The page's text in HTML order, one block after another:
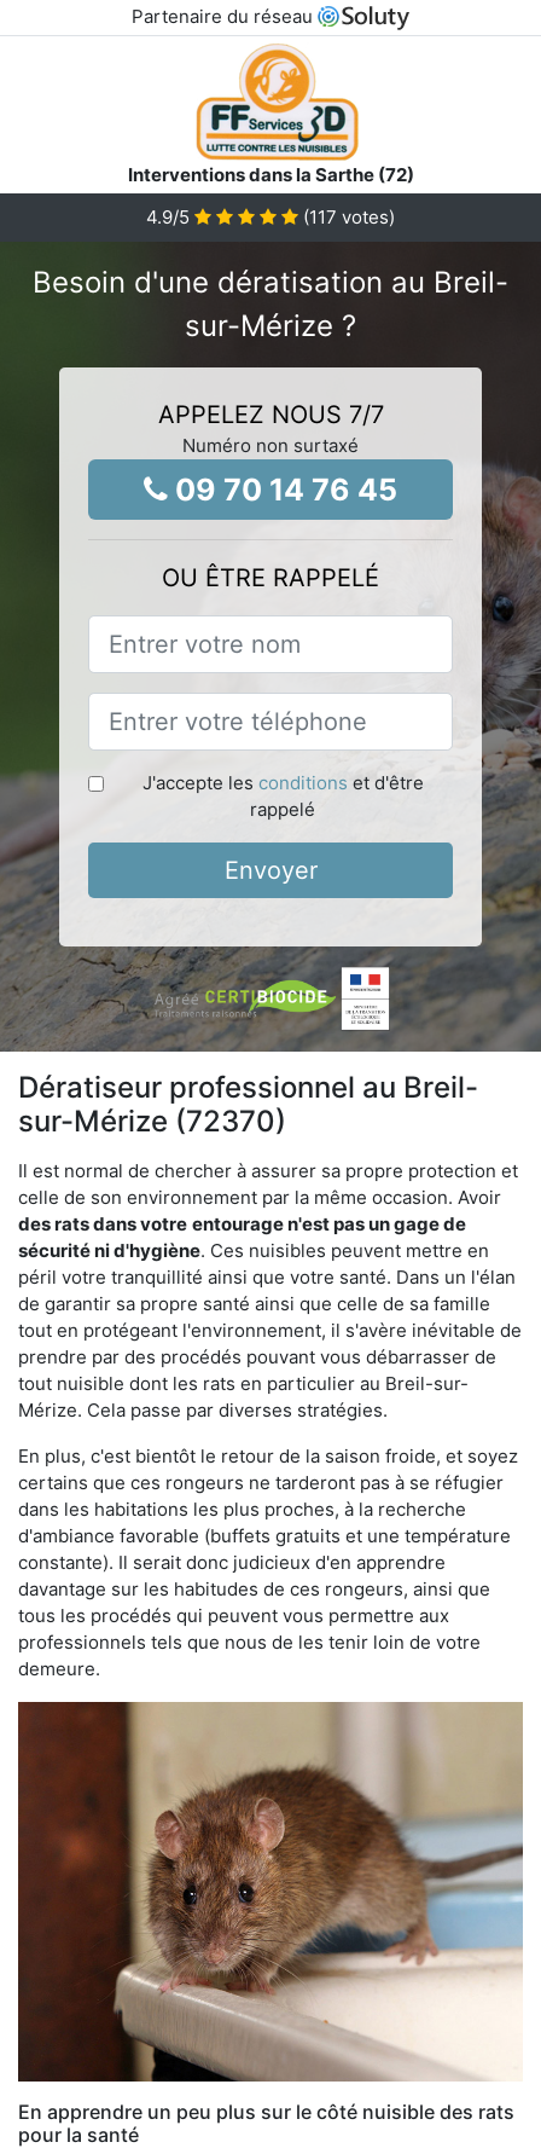
Partenaire du réseau
Interventions dans la Sarthe (72)
4.9/5 (117 votes)
Besoin d'une dératisation au Breil-
sur-Mérize ?
APPELEZ NOUS 7/7
Numéro non surtaxé
09 70 14 76 45
OU ÊTRE RAPPELÉ
J'accepte les conditions et d'être
rappelé
Envoyer
Dératiseur professionnel au Breil-
sur-Mérize (72370)
Il est normal de chercher à assurer sa propre protection et
celle de son environnement par la même occasion. Avoir
des rats dans votre entourage n'est pas un gage de
sécurité ni d'hygiène. Ces nuisibles peuvent mettre en
péril votre tranquillité ainsi que votre santé. Dans un l'élan
de garantir sa propre santé ainsi que celle de sa famille
tout en protégeant l'environnement, il s'avère inévitable de
prendre par des procédés pouvant vous débarrasser de
tout nuisible dont les rats en particulier au Breil-sur-
Mérize. Cela passe par diverses stratégies.
En plus, c'est bientôt le retour de la saison froide, et soyez
certains que ces rongeurs ne tarderont pas à se réfugier
dans les habitations les plus proches, à la recherche
d'ambiance favorable (buffets gratuits et une température
constante). Il serait donc judicieux d'en apprendre
davantage sur les habitudes de ces rongeurs, ainsi que
tous les procédés qui peuvent vous permettre aux
professionnels tels que nous de les tenir loin de votre
demeure.
En apprendre un peu plus sur le côté nuisible des rats
pour la santé